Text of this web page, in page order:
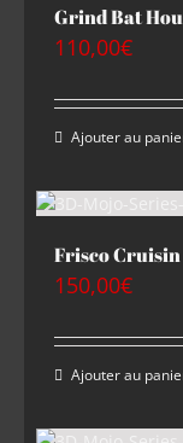
Grind Bat
110,00€
Ajouter au
Frisco Cruisin
150,00€
Ajouter au